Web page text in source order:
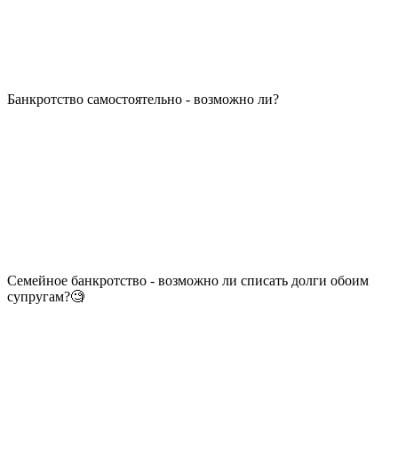
Банкротство самостоятельно - возможно ли?
Семейное банкротство - возможно ли списать долги обоим
супругам?🧐